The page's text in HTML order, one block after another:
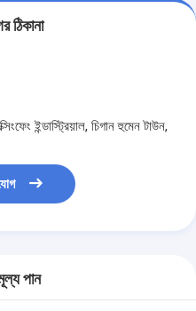
ঠিকানা
ইন্ডাস্ট্রিয়াল, চিগান হুমেন টাউন,
পান